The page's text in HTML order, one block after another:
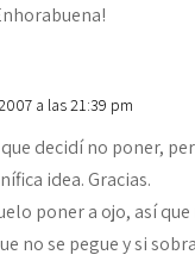
a las 21:39 pm
decidí no poner,
idea. Gracias.
poner a ojo, así
no se pegue y si